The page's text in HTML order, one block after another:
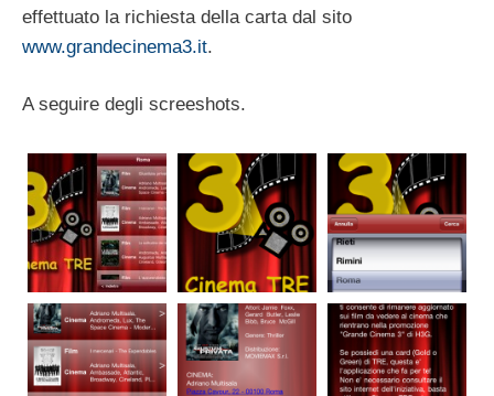
effettuato la richiesta della carta dal sito
www.grandecinema3.it.
A seguire degli screeshots.